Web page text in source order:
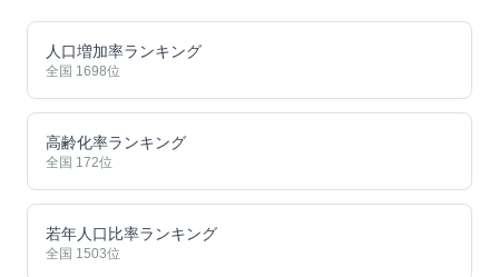
人口増加率ランキング
全国 1698位
高齢化率ランキング
全国 172位
若年人口比率ランキング
全国 1503位